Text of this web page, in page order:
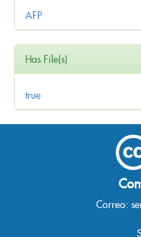
AFP
Has File(s)
true
Correo: